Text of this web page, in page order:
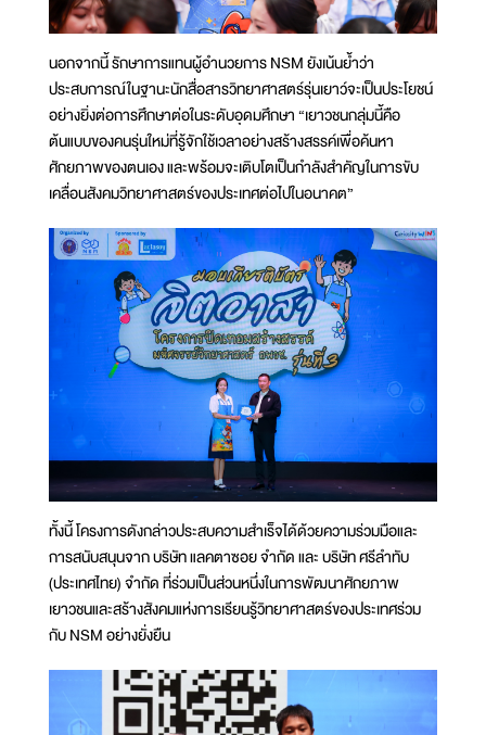
นอกจากนี้ รักษาการแทนผู้อำนวยการ NSM ยังเน้นย้ำว่า
ประสบการณ์ในฐานะนักสื่อสารวิทยาศาสตร์รุ่นเยาว์จะเป็นประโยชน์
อย่างยิ่งต่อการศึกษาต่อในระดับอุดมศึกษา “เยาวชนกลุ่มนี้คือ
ต้นแบบของคนรุ่นใหม่ที่รู้จักใช้เวลาอย่างสร้างสรรค์เพื่อค้นหา
ศักยภาพของตนเอง และพร้อมจะเติบโตเป็นกำลังสำคัญในการขับ
เคลื่อนสังคมวิทยาศาสตร์ของประเทศต่อไปในอนาคต”
ทั้งนี้ โครงการดังกล่าวประสบความสำเร็จได้ด้วยความร่วมมือและ
การสนับสนุนจาก บริษัท แลคตาซอย จำกัด และ บริษัท ศรีลำทับ
(ประเทศไทย) จำกัด ที่ร่วมเป็นส่วนหนึ่งในการพัฒนาศักยภาพ
เยาวชนและสร้างสังคมแห่งการเรียนรู้วิทยาศาสตร์ของประเทศร่วม
กับ NSM อย่างยั่งยืน